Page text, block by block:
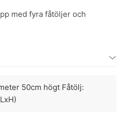
med fyra fåtöljer och
50cm högt Fåtölj: